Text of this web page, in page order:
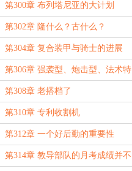
第300章 布列塔尼亚的大计划
第302章 隆什么？古什么？
第304章 复合装甲与骑士的进展
第306章 强袭型、炮击型、法术特
化型.....
第308章 老搭档了
第310章 专利收割机
第312章 一个好后勤的重要性
第314章 教导部队的月考成绩并不